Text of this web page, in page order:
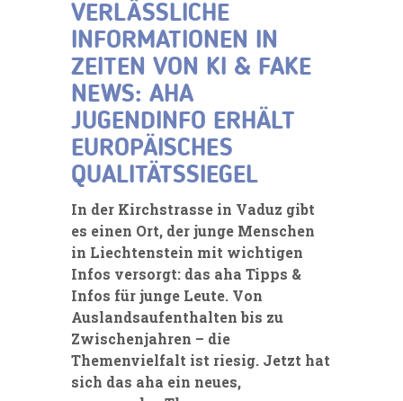
VERLÄSSLICHE
INFORMATIONEN IN
ZEITEN VON KI & FAKE
NEWS: AHA
JUGENDINFO ERHÄLT
EUROPÄISCHES
QUALITÄTSSIEGEL
In der Kirchstrasse in Vaduz gibt
es einen Ort, der junge Menschen
in Liechtenstein mit wichtigen
Infos versorgt: das aha Tipps &
Infos für junge Leute. Von
Auslandsaufenthalten bis zu
Zwischenjahren – die
Themenvielfalt ist riesig. Jetzt hat
sich das aha ein neues,